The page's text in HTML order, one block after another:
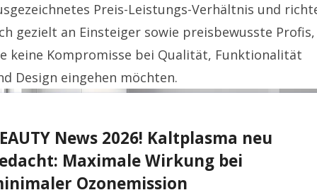
Preis-Leistungs-Verhältnis und
gezielt an Einsteiger sowie preisbewusste Profis,
keine Kompromisse bei Qualität, Funktionalität
Design eingehen möchten.
News 2026! Kaltplasma neu
Maximale Wirkung bei
Ozonemission